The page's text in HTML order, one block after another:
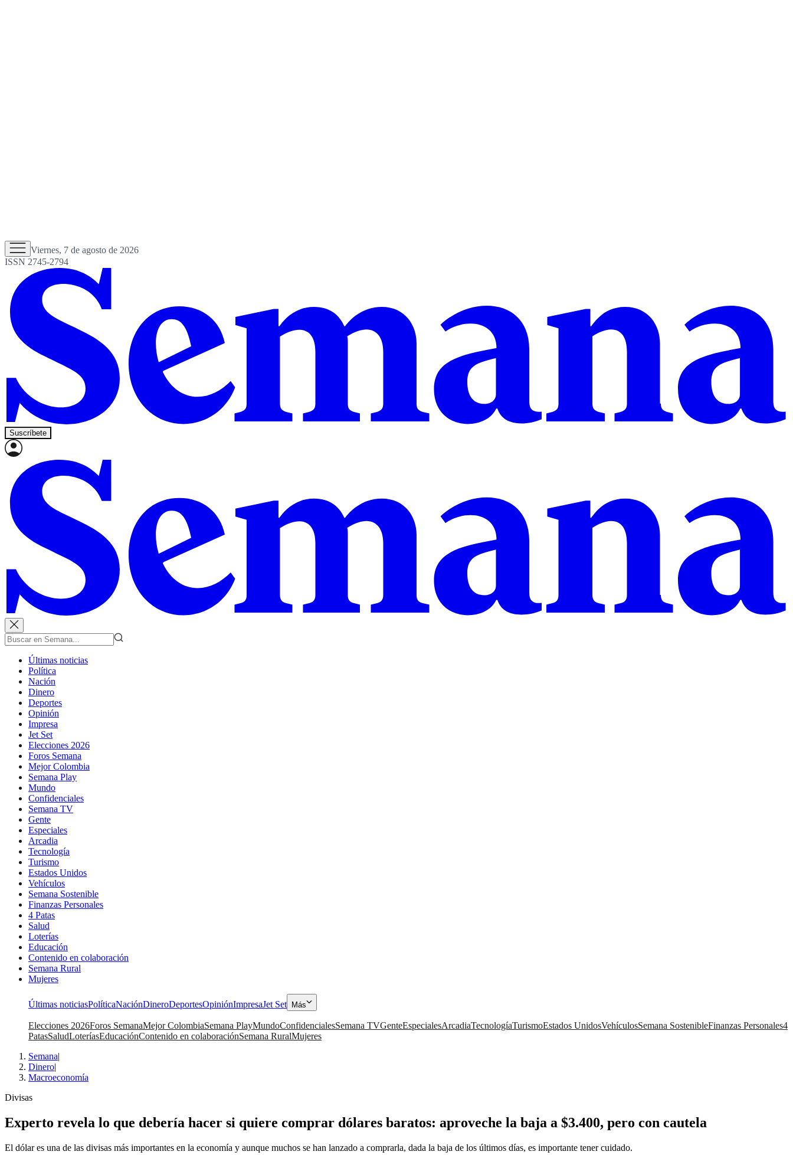
Viernes, 7 de agosto de 2026
ISSN 2745-2794
Suscríbete
Últimas noticias
Política
Nación
Dinero
Deportes
Opinión
Impresa
Jet Set
Elecciones 2026
Foros Semana
Mejor Colombia
Semana Play
Mundo
Confidenciales
Semana TV
Gente
Especiales
Arcadia
Tecnología
Turismo
Estados Unidos
Vehículos
Semana Sostenible
Finanzas Personales
4 Patas
Salud
Loterías
Educación
Contenido en colaboración
Semana Rural
Mujeres
Últimas noticiasPolíticaNaciónDineroDeportesOpiniónImpresaJet Set Más
Elecciones 2026Foros SemanaMejor ColombiaSemana PlayMundoConfidencialesSemana TVGenteEspecialesArcadiaTecnologíaTurismoEstados UnidosVehículosSemana SostenibleFinanzas Personales4
PatasSaludLoteríasEducaciónContenido en colaboraciónSemana RuralMujeres
Semana|
Dinero|
Macroeconomía
Divisas
Experto revela lo que debería hacer si quiere comprar dólares baratos: aproveche la baja a $3.400, pero con cautela
El dólar es una de las divisas más importantes en la economía y aunque muchos se han lanzado a comprarla, dada la baja de los últimos días, es importante tener cuidado.